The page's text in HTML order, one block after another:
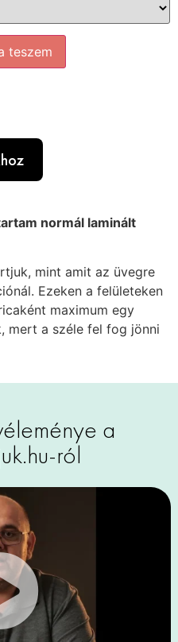
teszem
normál laminált
mint amit az üvegre
Ezeken a felületeken
maximum egy
mert a széle fel fog jönni
a
ról